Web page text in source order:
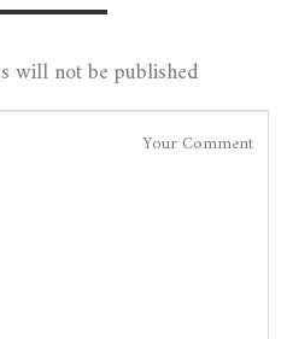
will not be published.